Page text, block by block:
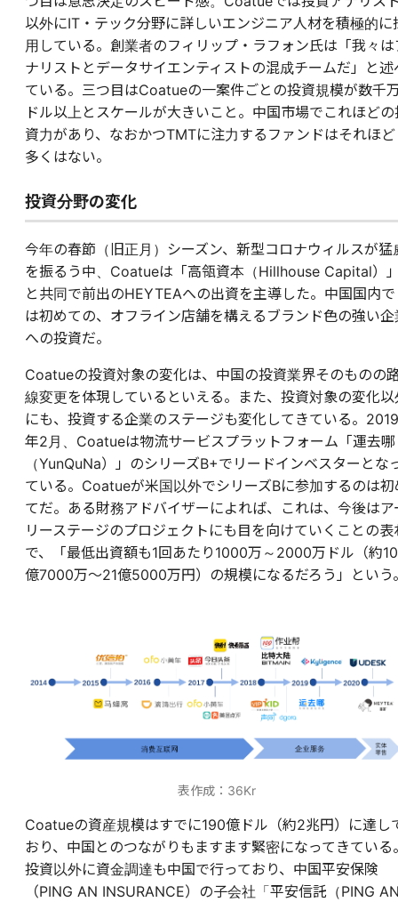
以外にIT・テック分野に詳しいエンジニア人材を積極的に
用している。創業者のフィリップ・ラフォン氏は「我々は
ナリストとデータサイエンティストの混成チームだ」と述
ている。三つ目はCoatueの一案件ごとの投資規模が数千
ドル以上とスケールが大きいこと。中国市場でこれほどの
資力があり、なおかつTMTに注力するファンドはそれほど
多くはない。
投資分野の変化
今年の春節（旧正月）シーズン、新型コロナウィルスが猛
を振るう中、Coatueは「高瓴資本（Hillhouse Capital）
と共同で前出のHEYTEAへの出資を主導した。中国国内で
は初めての、オフライン店舗を構えるブランド色の強い企
への投資だ。
Coatueの投資対象の変化は、中国の投資業界そのものの
線変更を体現しているといえる。また、投資対象の変化以
にも、投資する企業のステージも変化してきている。2019
年2月、Coatueは物流サービスプラットフォーム「運去哪
（YunQuNa）」のシリーズB+でリードインベスターとな
ている。Coatueが米国以外でシリーズBに参加するのは初
てだ。ある財務アドバイザーによれば、これは、今後はア
リーステージのプロジェクトにも目を向けていくことの表
で、「最低出資額も1回あたり1000万～2000万ドル（約10
億7000万～21億5000万円）の規模になるだろう」という
表作成：36Kr
Coatueの資産規模はすでに190億ドル（約2兆円）に達し
おり、中国とのつながりもますます緊密になってきている
投資以外に資金調達も中国で行っており、中国平安保険
（PING AN INSURANCE）の子会社「平安信託（PING